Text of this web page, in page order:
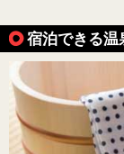
宿泊できる温